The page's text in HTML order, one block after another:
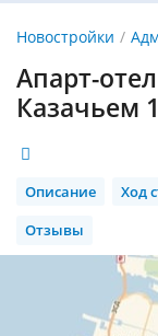
Новостройки
Апарт-
Казачьем
Описание Ход
Отзывы